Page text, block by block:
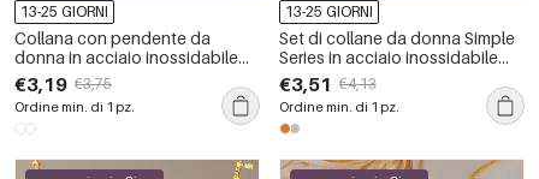
13-25 GIORNI
Collana con pendente da
donna in acciaio inossidabile
impermeabile color oro con
zirconi
€3,19 €3,75
Ordine min. di 1 pz.
13-25 GIORNI
Set di collane da donna Simple
Series in acciaio inossidabile
impermeabile color oro con
zirconi
€3,51 €4,13
Ordine min. di 1 pz.